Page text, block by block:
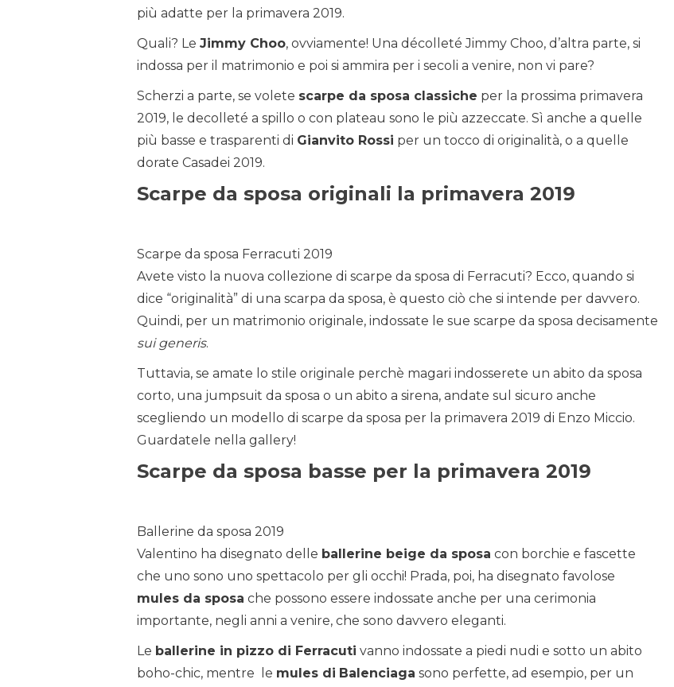
più adatte per la primavera 2019.
Quali? Le Jimmy Choo, ovviamente! Una décolleté Jimmy Choo, d’altra parte, si
indossa per il matrimonio e poi si ammira per i secoli a venire, non vi pare?
Scherzi a parte, se volete scarpe da sposa classiche per la prossima primavera
2019, le decolleté a spillo o con plateau sono le più azzeccate. Sì anche a quelle
più basse e trasparenti di Gianvito Rossi per un tocco di originalità, o a quelle
dorate Casadei 2019.
Scarpe da sposa originali la primavera 2019
Scarpe da sposa Ferracuti 2019
Avete visto la nuova collezione di scarpe da sposa di Ferracuti? Ecco, quando si
dice “originalità” di una scarpa da sposa, è questo ciò che si intende per davvero.
Quindi, per un matrimonio originale, indossate le sue scarpe da sposa decisamente
sui generis.
Tuttavia, se amate lo stile originale perchè magari indosserete un abito da sposa
corto, una jumpsuit da sposa o un abito a sirena, andate sul sicuro anche
scegliendo un modello di scarpe da sposa per la primavera 2019 di Enzo Miccio.
Guardatele nella gallery!
Scarpe da sposa basse per la primavera 2019
Ballerine da sposa 2019
Valentino ha disegnato delle ballerine beige da sposa con borchie e fascette
che uno sono uno spettacolo per gli occhi! Prada, poi, ha disegnato favolose
mules da sposa che possono essere indossate anche per una cerimonia
importante, negli anni a venire, che sono davvero eleganti.
Le ballerine in pizzo di Ferracuti vanno indossate a piedi nudi e sotto un abito
boho-chic, mentre le mules di Balenciaga sono perfette, ad esempio, per un